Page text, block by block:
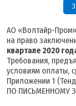
АО «Волтайр-
на право
квартале 2020
Требования,
условиям оплаты,
Приложении 1
ПО ПИСЬМЕННОМУ